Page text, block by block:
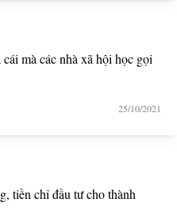
mà các nhà xã hội học gọi
25/10/2021
tiền chỉ đầu tư cho thành